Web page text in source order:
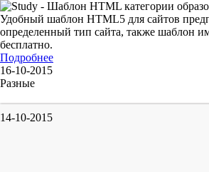
Удобный шаблон HTML5 для сайтов
определенный тип сайта, также шаблон
бесплатно.
Подробнее
16-10-2015
Разные
14-10-2015